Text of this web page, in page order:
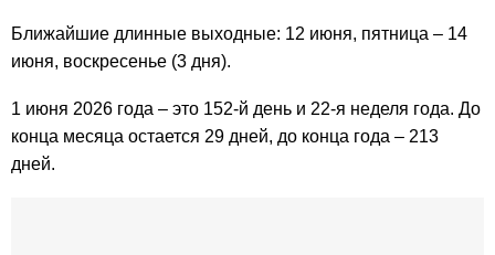
Ближайшие длинные выходные: 12 июня, пятница – 14
июня, воскресенье (3 дня).
1 июня 2026 года – это 152-й день и 22-я неделя года. До
конца месяца остается 29 дней, до конца года – 213
дней.